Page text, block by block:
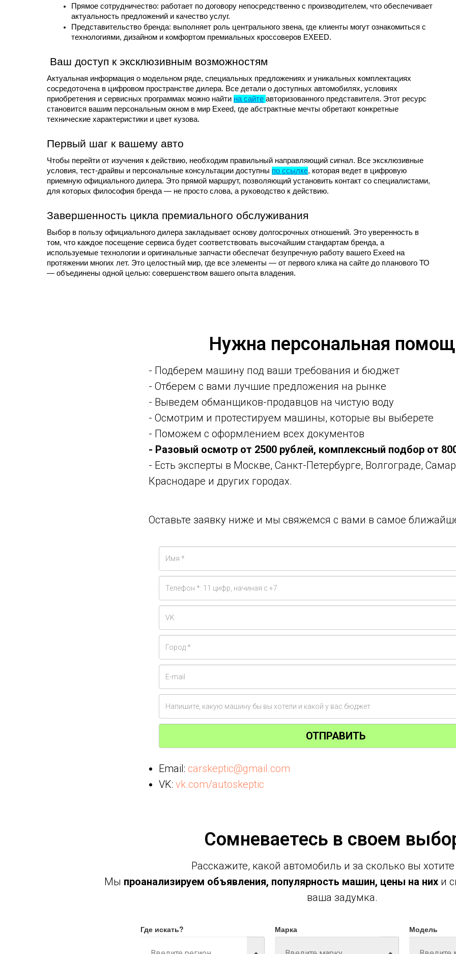
Прямое сотрудничество: работает по договору непосредственно с производителем, что обеспечивает
актуальность предложений и качество услуг.
Представительство бренда: выполняет роль центрального звена, где клиенты могут ознакомиться с
технологиями, дизайном и комфортом премиальных кроссоверов EXEED.
Ваш доступ к эксклюзивным возможностям
Актуальная информация о модельном ряде, специальных предложениях и уникальных комплектациях
сосредоточена в цифровом пространстве дилера. Все детали о доступных автомобилях, условиях
приобретения и сервисных программах можно найти на сайте авторизованного представителя. Этот ресурс
становится вашим персональным окном в мир Exeed, где абстрактные мечты обретают конкретные
технические характеристики и цвет кузова.
Первый шаг к вашему авто
Чтобы перейти от изучения к действию, необходим правильный направляющий сигнал. Все эксклюзивные
условия, тест-драйвы и персональные консультации доступны по ссылке, которая ведет в цифровую
приемную официального дилера. Это прямой маршрут, позволяющий установить контакт со специалистами,
для которых философия бренда — не просто слова, а руководство к действию.
Завершенность цикла премиального обслуживания
Выбор в пользу официального дилера закладывает основу долгосрочных отношений. Это уверенность в
том, что каждое посещение сервиса будет соответствовать высочайшим стандартам бренда, а
используемые технологии и оригинальные запчасти обеспечат безупречную работу вашего Exeed на
протяжении многих лет. Это целостный мир, где все элементы — от первого клика на сайте до планового ТО
— объединены одной целью: совершенством вашего опыта владения.
Нужна персональная
- Подберем машину под ваши требования и бюджет
- Отберем с вами лучшие предложения на рынке
- Выведем обманщиков-продавцов на чистую воду
- Осмотрим и протестируем машины, которые вы выберете
- Поможем с оформлением всех документов
- Разовый осмотр от 2500 рублей, комплексный подбор от
- Есть эксперты в Москве, Санкт-Петербурге, Волгограде,
Краснодаре и других городах.
Оставьте заявку ниже и мы свяжемся с вами в самое
ОТПРАВИТЬ
Email: carskeptic@gmail.com
VK: vk.com/autoskeptic
Сомневаетесь в своем
Расскажите, какой автомобиль и за сколько вы хотите
Мы проанализируем объявления, популярность машин, цены на нихи
ваша задумка.
Где искать? Марка Модель